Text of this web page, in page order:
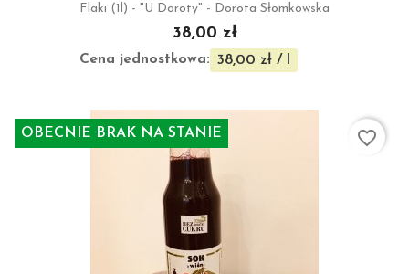
Flaki (1l) - "U Doroty" - Dorota Słomkowska
38,00 zł
Cena jednostkowa: 38,00 zł / l
OBECNIE BRAK NA STANIE favorite_border